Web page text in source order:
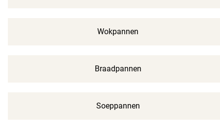
Wokpannen
Braadpannen
Soeppannen